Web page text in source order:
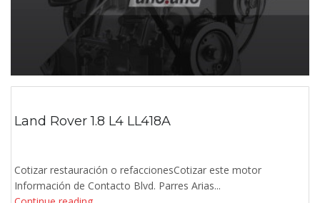
Land Rover 1.8 L4 LL418A
Cotizar restauración o refaccionesCotizar este motor
Información de Contacto Blvd. Parres Arias...